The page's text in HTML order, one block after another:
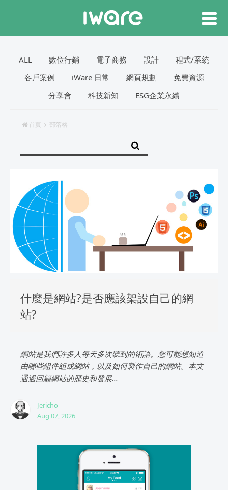
ALL 數位行銷 電子商務 設計
程式/系統
客戶案例
iWare 日常 網頁規劃
免費資源
分享會
科技新知 ESG企業永續
首頁 部落格
什麼是網站?是否應該架設自己的網
站?
網站是我們許多人每天多次聽到的術語。您可能想知道
由哪些組件組成網站，以及如何製作自己的網站。本文
通過回顧網站的歷史和發展...
Jericho
Aug 07, 2026